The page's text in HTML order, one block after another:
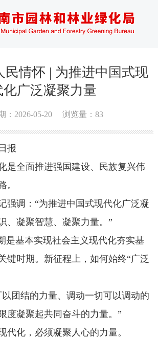
民情怀 | 为推进中国式现
化广泛凝聚力量
：2026-05-20 浏览量： 83
报
是全面推进强国建设、民族复兴伟
。
强调：“为推进中国式现代化广泛凝
、凝聚智慧、凝聚力量。”
是基本实现社会主义现代化夯实基
键时期。新征程上，如何始终“广泛
以团结的力量、调动一切可以调动的
度凝聚起共同奋斗的力量。”
代化，必须凝聚人心的力量。